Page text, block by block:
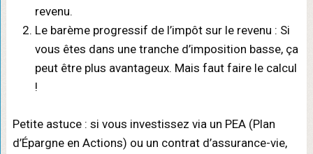
revenu.
Le barème progressif de l’impôt sur le revenu : Si
vous êtes dans une tranche d’imposition basse, ça
peut être plus avantageux. Mais faut faire le calcul
!
Petite astuce : si vous investissez via un PEA (Plan
d’Épargne en Actions) ou un contrat d’assurance-vie,